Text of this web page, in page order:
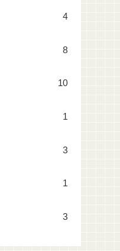
4
8
10
1
3
1
3